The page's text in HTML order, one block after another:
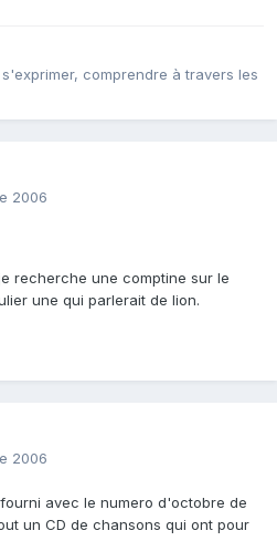
s'exprimer, comprendre à travers les
2006
recherche une comptine sur le
une qui parlerait de lion.
2006
avec le numero d'octobre de
un CD de chansons qui ont pour